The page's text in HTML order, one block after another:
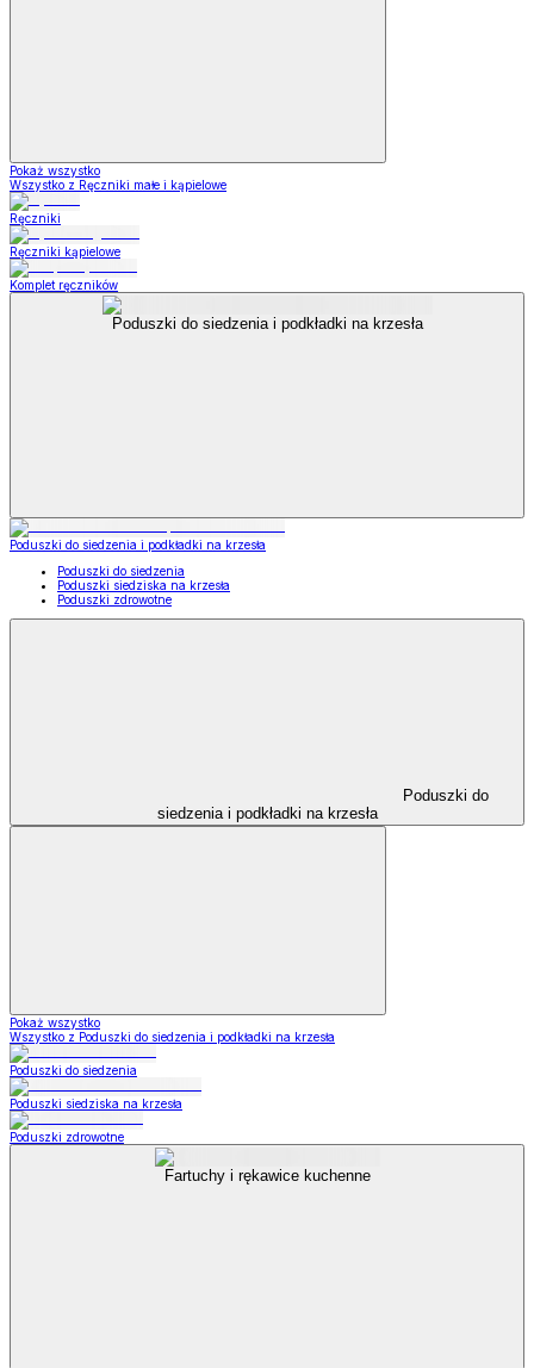
Pokaż wszystko
Wszystko z Ręczniki małe i kąpielowe
Ręczniki
Ręczniki kąpielowe
Komplet ręczników
Poduszki do siedzenia i podkładki na krzesła
Poduszki do siedzenia i podkładki na krzesła
Poduszki do siedzenia
Poduszki siedziska na krzesła
Poduszki zdrowotne
Poduszki do
siedzenia i podkładki na krzesła
Pokaż wszystko
Wszystko z Poduszki do siedzenia i podkładki na krzesła
Poduszki do siedzenia
Poduszki siedziska na krzesła
Poduszki zdrowotne
Fartuchy i rękawice kuchenne